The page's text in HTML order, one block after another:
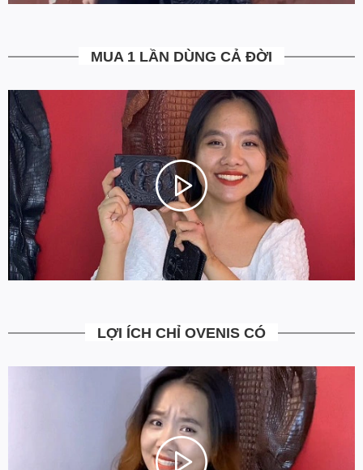
5. Miễn Phí Giao Hàng không?
tận nhà miễn phí. Giá bạn thấy trên website là tất cả những gì
từ 0đ.
6. Vì sao cam kết Giá Tốt Nhất?
Chúng tôi chọn cách tối ưu chi phí như không phân phối qua
trung gian, không cửa hàng để giảm chi phí vận hành (hàng sản
xuất từ xưởng đóng gói và vận chuyển trực tiếp tới tay người sử
dụng). Tập trung vào cải thiện chất lượng sản phẩm và nâng cao
dịch vụ chăm sóc khách hàng.
MUA 1 LẦN DÙNG CẢ ĐỜI
LỢI ÍCH CHỈ OVENIS CÓ